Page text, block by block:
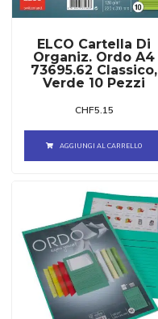
ELCO Cartella Di
Organiz. Ordo A4
73695.62 Classico,
Verde 10 Pezzi
CHF5.15
AGGIUNGI AL CARRELLO